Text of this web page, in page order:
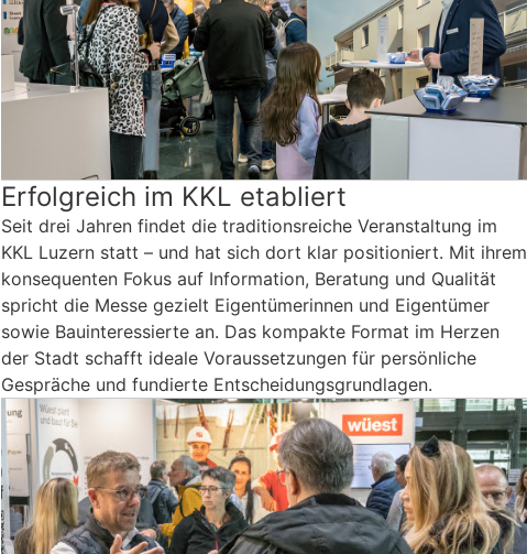
Erfolgreich im KKL etabliert
Seit drei Jahren findet die traditionsreiche Veranstaltung im
KKL Luzern statt – und hat sich dort klar positioniert. Mit ihrem
konsequenten Fokus auf Information, Beratung und Qualität
spricht die Messe gezielt Eigentümerinnen und Eigentümer
sowie Bauinteressierte an. Das kompakte Format im Herzen
der Stadt schafft ideale Voraussetzungen für persönliche
Gespräche und fundierte Entscheidungsgrundlagen.